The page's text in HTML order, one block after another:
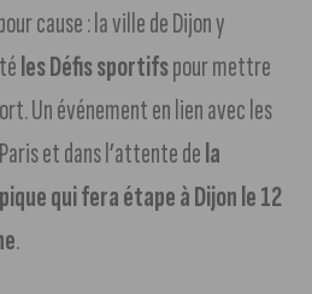
cause : la ville de Dijon y
les Défis sportifspour mettre
Un événement en lien avec les
et dans l’attente dela
qui fera étape à Dijon le 12
.